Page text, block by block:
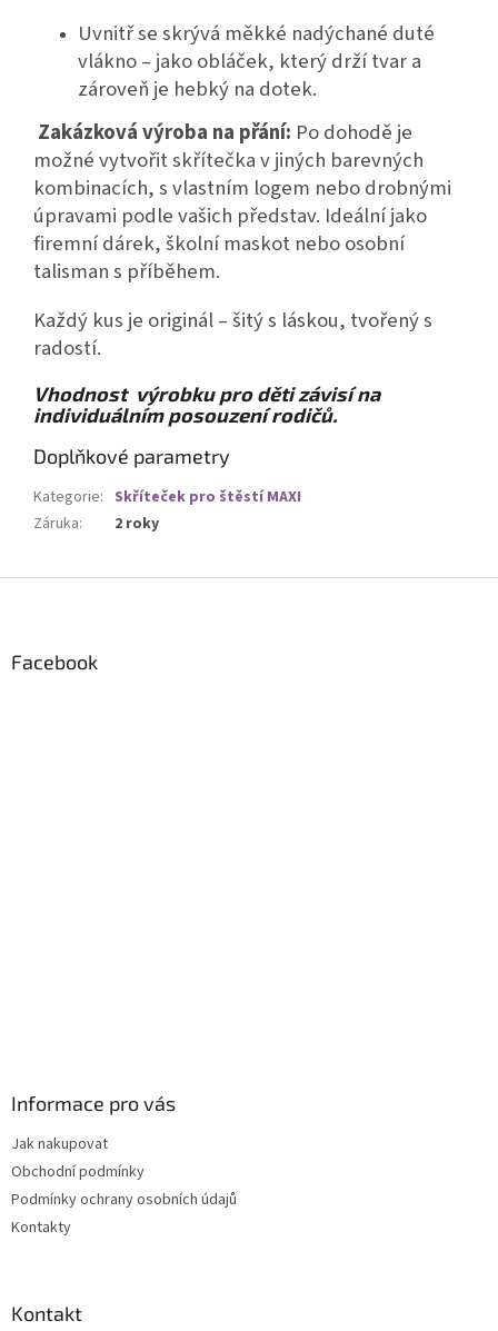
Uvnitř se skrývá měkké nadýchané duté
vlákno – jako obláček, který drží tvar a
zároveň je hebký na dotek.
Zakázková výroba na přání: Po dohodě je
možné vytvořit skřítečka v jiných barevných
kombinacích, s vlastním logem nebo drobnými
úpravami podle vašich představ. Ideální jako
firemní dárek, školní maskot nebo osobní
talisman s příběhem.
Každý kus je originál – šitý s láskou, tvořený s
radostí.
Vhodnost výrobku pro děti závisí na
individuálním posouzení rodičů.
Doplňkové parametry
Kategorie: Skříteček pro štěstí MAXI
Záruka: 2 roky
Facebook
Informace pro vás
Jak nakupovat
Obchodní podmínky
Podmínky ochrany osobních údajů
Kontakty
Kontakt